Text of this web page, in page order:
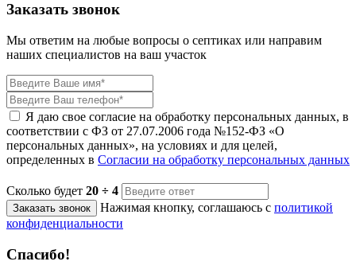
Заказать звонок
Мы ответим на любые вопросы о септиках или направим
наших специалистов на ваш участок
Я даю свое согласие на обработку персональных данных, в
соответствии с ФЗ от 27.07.2006 года №152-ФЗ «О
персональных данных», на условиях и для целей,
определенных в Согласии на обработку персональных данных
Сколько будет 20 ÷ 4
Заказать звонок Нажимая кнопку, соглашаюсь с политикой
конфиденциальности
Спасибо!